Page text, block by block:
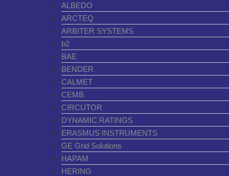
ALBEDO
ARCTEQ
ARBITER SYSTEMS
b2
BAE
BENDER
CALMET
CEMB
CIRCUTOR
DYNAMIC RATINGS
ERASMUS INSTRUMENTS
GE Grid Solutions
HAPAM
HERING